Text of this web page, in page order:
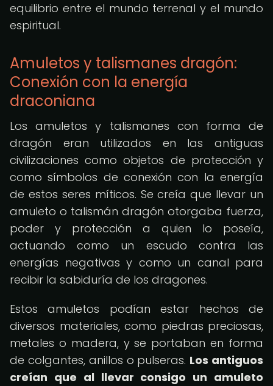
equilibrio entre el mundo terrenal y el mundo
espiritual.
Amuletos y talismanes dragón:
Conexión con la energía
draconiana
Los amuletos y talismanes con forma de
dragón eran utilizados en las antiguas
civilizaciones como objetos de protección y
como símbolos de conexión con la energía
de estos seres míticos. Se creía que llevar un
amuleto o talismán dragón otorgaba fuerza,
poder y protección a quien lo poseía,
actuando como un escudo contra las
energías negativas y como un canal para
recibir la sabiduría de los dragones.
Estos amuletos podían estar hechos de
diversos materiales, como piedras preciosas,
metales o madera, y se portaban en forma
de colgantes, anillos o pulseras. Los antiguos
creían que al llevar consigo un amuleto